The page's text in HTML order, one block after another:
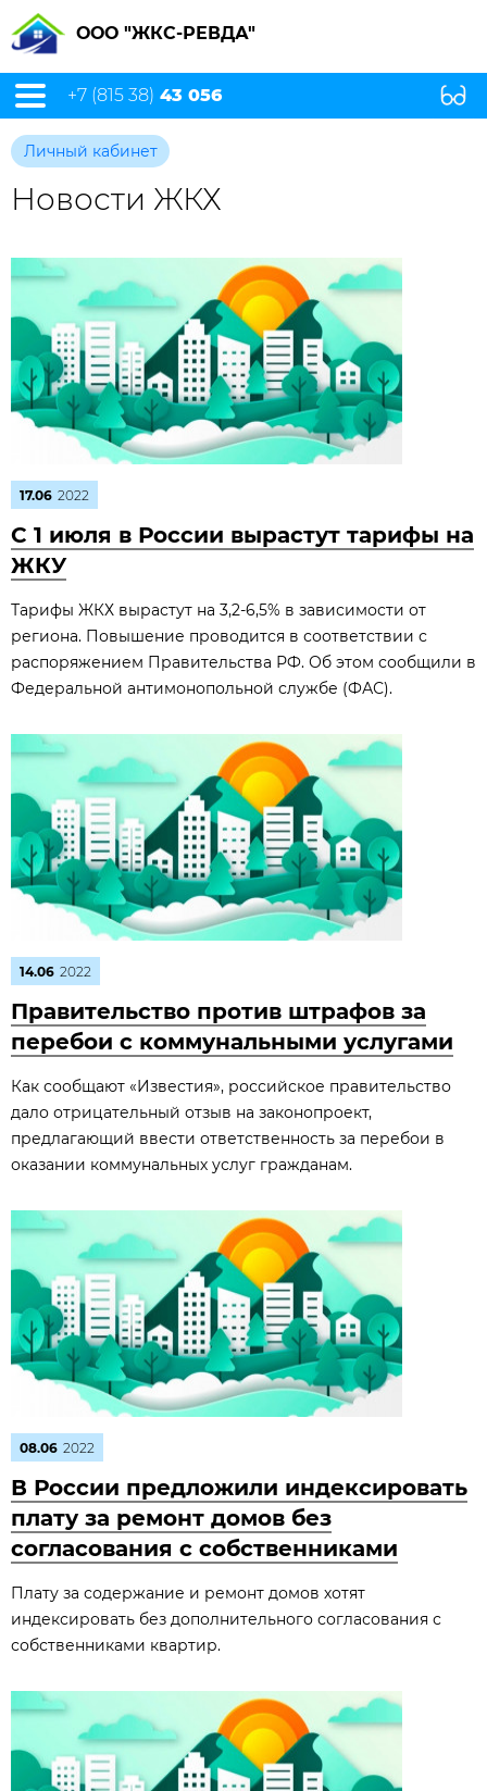
ООО "ЖКС-РЕВДА"
+7 (815 38) 43 056
Личный кабинет
Новости ЖКХ
17.06 2022
С 1 июля в России вырастут тарифы на
ЖКУ
Тарифы ЖКХ вырастут на 3,2-6,5% в зависимости от
региона. Повышение проводится в соответствии с
распоряжением Правительства РФ. Об этом сообщили в
Федеральной антимонопольной службе (ФАС).
14.06 2022
Правительство против штрафов за
перебои с коммунальными услугами
Как сообщают «Известия», российское правительство
дало отрицательный отзыв на законопроект,
предлагающий ввести ответственность за перебои в
оказании коммунальных услуг гражданам.
08.06 2022
В России предложили индексировать
плату за ремонт домов без
согласования с собственниками
Плату за содержание и ремонт домов хотят
индексировать без дополнительного согласования с
собственниками квартир.